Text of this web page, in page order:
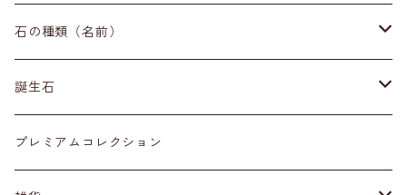
イヤリング・ピアス
ネックレス・ペンダントトップ
リング
原石
丸玉
標本
石の種類（名前）
ア行
アイオライト
アクアマリン
カ行
誕生石
１月
プレミアムコレクション